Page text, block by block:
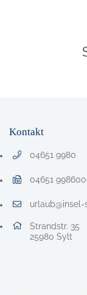
Kontakt
04651 9980
Telefonnummer: 0
04651
Faxnummer: 0 4 6
E-Mail Adresse:
Adresse:
Strandstr. 35
25980 , 2 5 9 8
Sylt